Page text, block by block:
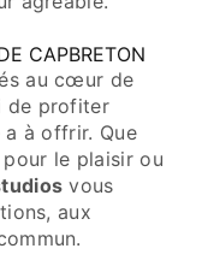
CAPBRETON
au cœur de
de profiter
à offrir. Que
le plaisir ou
vous
aux